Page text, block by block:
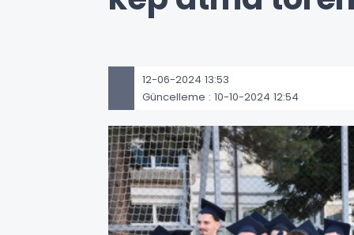
12-06-2024 13:53
Güncelleme : 10-10-2024 12:54